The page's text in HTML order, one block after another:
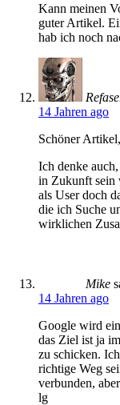
Kann meinen
guter Artikel.
hab ich noch
14 Jahren ago
Schöner
Ich denke
in Zukunft sein
als User doch
die ich Suche
wirklichen
Mike
14 Jahren ago
Google wird
das Ziel ist ja
zu schicken.
richtige Weg
verbunden,
lg